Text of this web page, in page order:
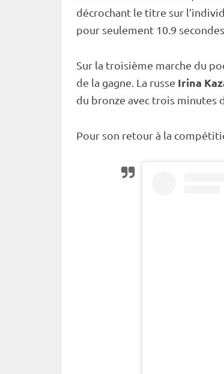
décrochant le titre sur l’
pour seulement 10.9
Sur la troisième marche du
de la gagne. La russe Irina
du bronze avec trois minutes
Pour son retour à la